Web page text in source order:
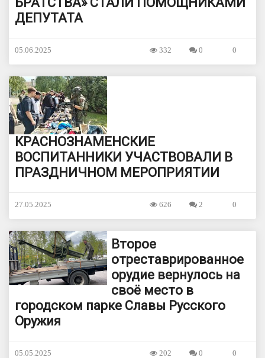
ДЕПУТАТА
05.06.2025 0
0
332
КРАСНОЗНАМЕНСКИЕ
ВОСПИТАННИКИ УЧАСТВОВАЛИ В
ПРАЗДНИЧНОМ МЕРОПРИЯТИИ
27.05.2025 0
2
626
Второе
отреставрированное
орудие вернулось на
своё место в
городском парке Славы Русского
Оружия
05.05.2025 0
0
202